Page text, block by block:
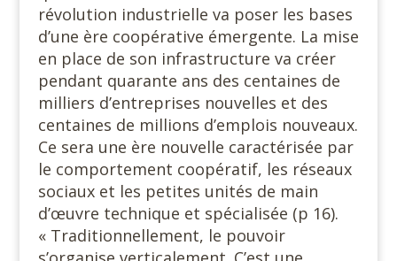
révolution industrielle va poser les bases
d’une ère coopérative émergente. La mise
en place de son infrastructure va créer
pendant quarante ans des centaines de
milliers d’entreprises nouvelles et des
centaines de millions d’emplois nouveaux.
Ce sera une ère nouvelle caractérisée par
le comportement coopératif, les réseaux
sociaux et les petites unités de main
d’œuvre technique et spécialisée (p 16).
« Traditionnellement, le pouvoir